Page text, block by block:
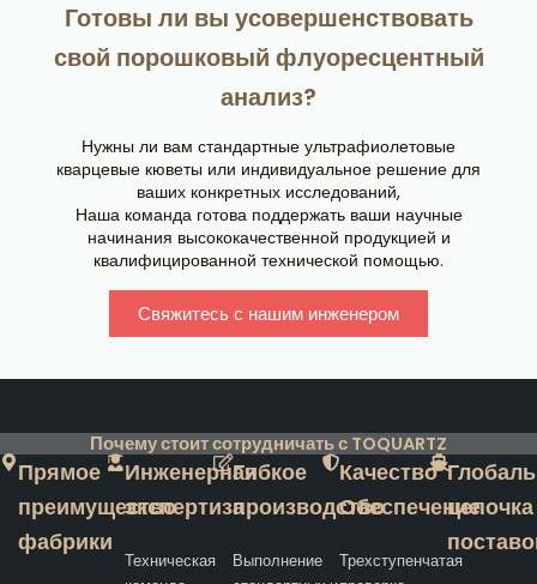
Готовы ли вы усовершенствовать
свой порошковый флуоресцентный
анализ?
Нужны ли вам стандартные ультрафиолетовые
кварцевые кюветы или индивидуальное решение для
ваших конкретных исследований,
Наша команда готова поддержать ваши научные
начинания высококачественной продукцией и
квалифицированной технической помощью.
Свяжитесь с нашим инженером
Почему стоит сотрудничать с TOQUARTZ
Прямое
преимущество
фабрики
Инженерная
экспертиза
Техническая
Гибкое
производство
Выполнение
Качество
Обеспечение
Трехступенчатая
цепочка